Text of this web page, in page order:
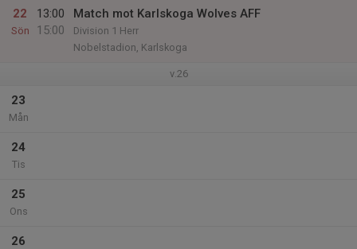
22
Sön
13:00
15:00
Match mot Karlskoga Wolves AFF
Division 1 Herr
Nobelstadion, Karlskoga
v.26
23
Mån
24
Tis
25
Ons
26